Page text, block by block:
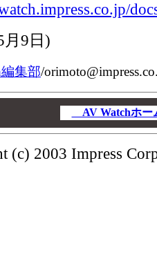
月9日)
集部/
AV Watchホ
(c) 2003 Impress